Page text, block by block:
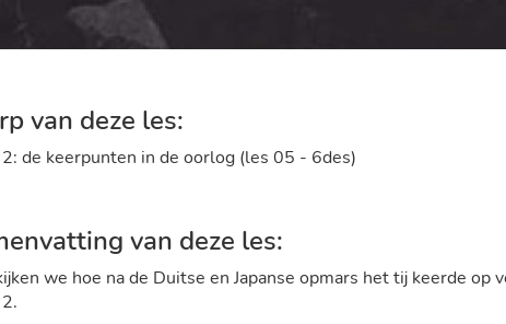
van deze les:
de keerpunten in de oorlog (les 05 - 6des)
van deze les:
we hoe na de Duitse en Japanse opmars het tij keerde